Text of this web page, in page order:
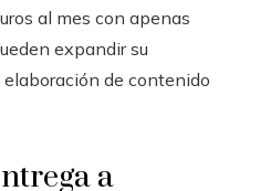
al mes con apenas
expandir su
de contenido
a